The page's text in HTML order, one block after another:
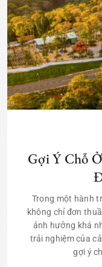
Gợi Ý Chỗ
Trong một hành
không chỉ đơn
ảnh hưởng khá
trải nghiệm của
gợi ý